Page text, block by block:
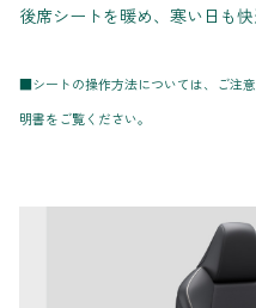
後席シートを暖め、寒い日も
■シートの操作方法については、ご注
明書をご覧ください。